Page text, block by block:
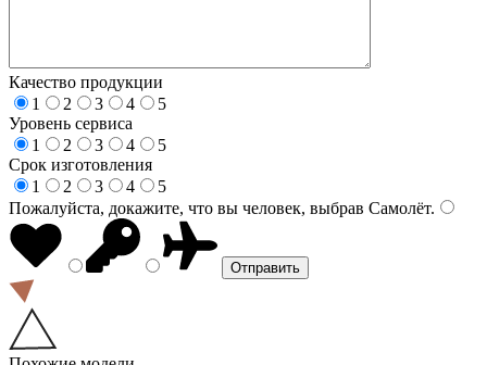
Качество продукции
1
2 3 4
5
Уровень сервиса
1
2 3 4
5
Срок изготовления
1
2 3 4
5
Пожалуйста, докажите, что вы человек, выбрав Самолёт.